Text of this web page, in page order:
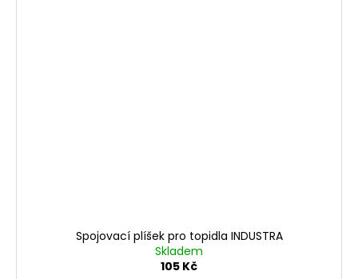
Spojovací plíšek pro topidla INDUSTRA
Skladem
105 Kč